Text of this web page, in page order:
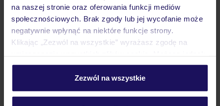
na naszej stronie oraz oferowania funkcji mediów
społecznościowych. Brak zgody lub jej wycofanie może
negatywnie wpłynąć na niektóre funkcje strony.
Klikając „Zezwól na wszystkie” wyrażasz zgodę na
personalizować swój wybór wchodząc w zakładkę
Szczegółowe informacje o plikach cookie znajdziesz
Zezwól na wszystkie
Atrakcje